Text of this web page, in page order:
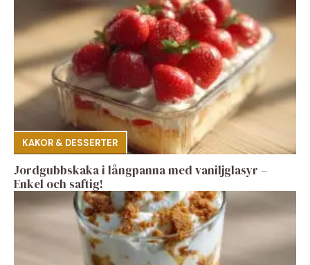
KAKOR & DESSERTER
Jordgubbskaka i långpanna med vaniljglasyr –
Enkel och saftig!